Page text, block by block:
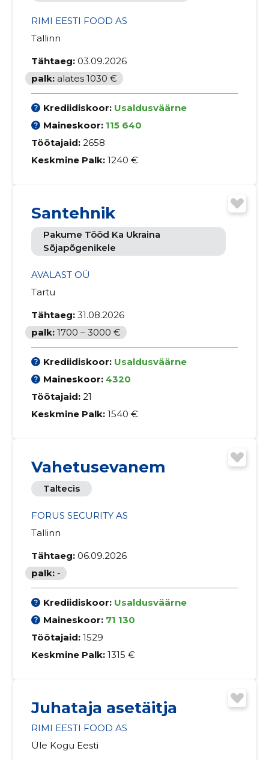
RIMI EESTI FOOD AS
Tallinn
Tähtaeg: 03.09.2026
palk: alates 1030 €
Krediidiskoor: Usaldusväärne
Maineskoor: 115 640
Töötajaid: 2658
Keskmine Palk: 1240 €
Santehnik
Pakume Tööd Ka Ukraina
Sõjapõgenikele
AVALAST OÜ
Tartu
Tähtaeg: 31.08.2026
palk: 1700 – 3000 €
Krediidiskoor: Usaldusväärne
Maineskoor: 4320
Töötajaid: 21
Keskmine Palk: 1540 €
Vahetusevanem
Taltecis
FORUS SECURITY AS
Tallinn
Tähtaeg: 06.09.2026
palk: -
Krediidiskoor: Usaldusväärne
Maineskoor: 71 130
Töötajaid: 1529
Keskmine Palk: 1315 €
Juhataja asetäitja
RIMI EESTI FOOD AS
Üle Kogu Eesti